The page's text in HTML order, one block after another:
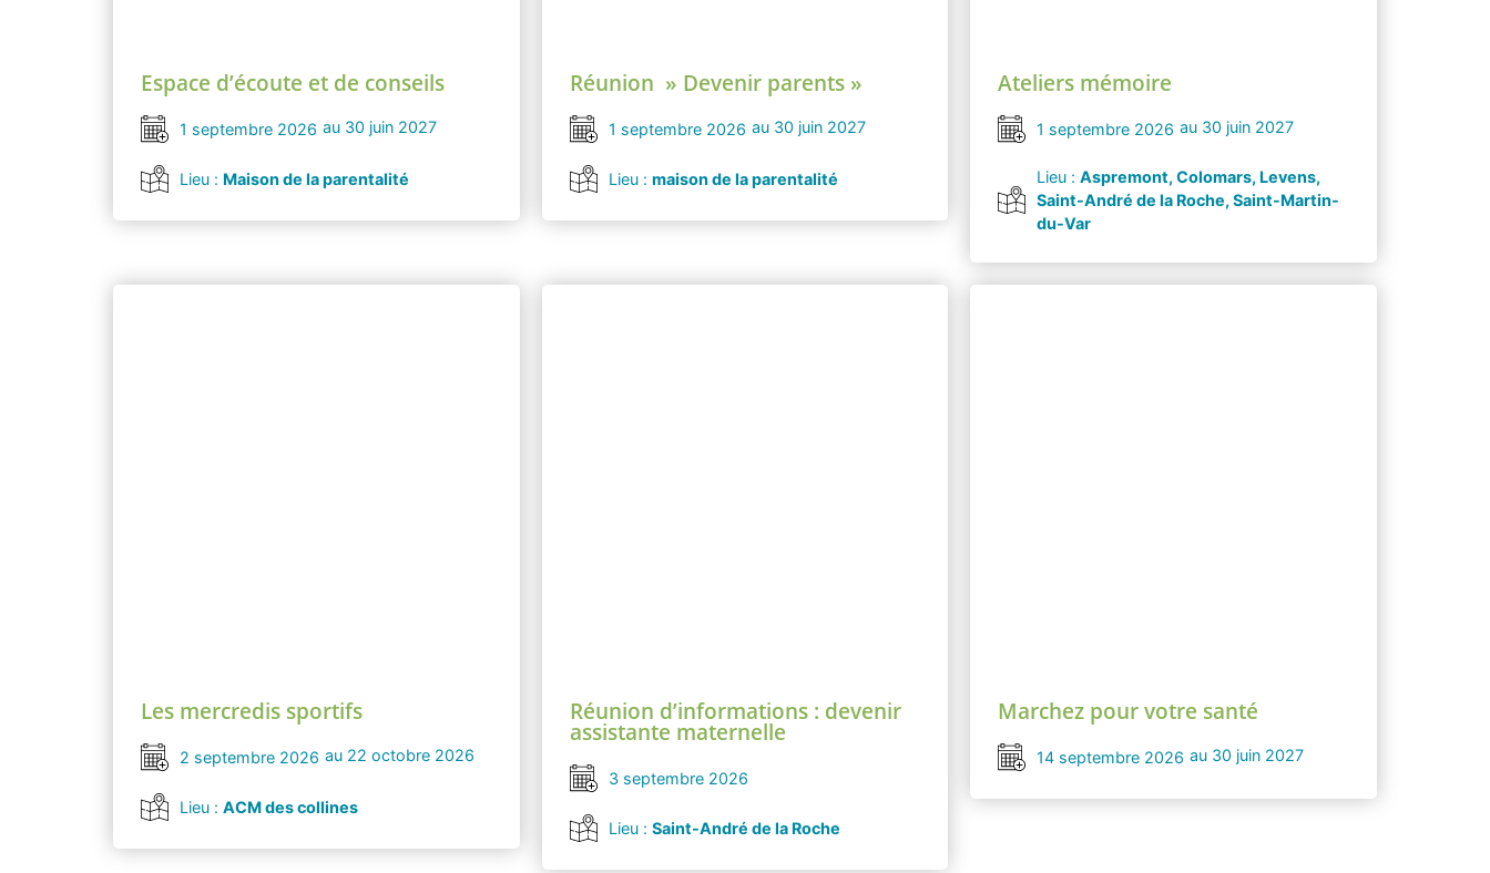
Espace d’écoute et de conseils
1 septembre 2026 au 30 juin 2027
Lieu : Maison de la parentalité
Réunion » Devenir parents »
1 septembre 2026 au 30 juin 2027
Lieu : maison de la parentalité
Ateliers mémoire
1 septembre 2026 au 30 juin 2027
Lieu :Aspremont, Colomars, Levens,
Saint-André de la Roche, Saint-Martin-
du-Var
Les mercredis sportifs
2 septembre 2026 au 22 octobre 2026
Lieu : ACM des collines
Réunion d’informations : devenir
assistante maternelle
3 septembre 2026
Lieu : Saint-André de la Roche
Marchez pour votre santé
14 septembre 2026 au 30 juin 2027